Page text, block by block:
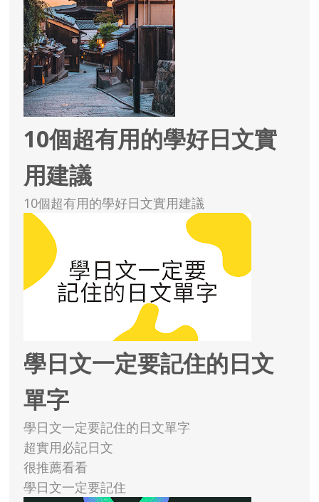
10個超有用的學好日文實
用建議
10個超有用的學好日文實用建議
學日文一定要記住的日文
單字
學日文一定要記住的日文單字
超實用必記日文
很推薦看看
學日文一定要記住